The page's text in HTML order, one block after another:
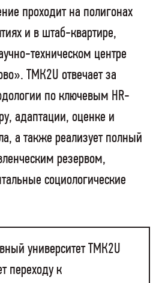
проходит на полигонах
и в штаб-квартире,
техническом центре
ТМК2U отвечает за
по ключевым HR-
адаптации, оценке и
а также реализует полный
резервом,
социологические
университет ТМК2U
переходу к